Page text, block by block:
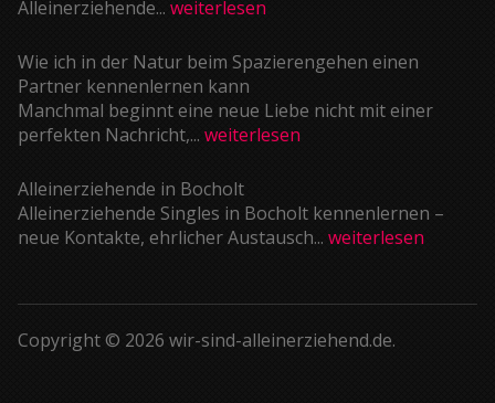
Alleinerziehende... weiterlesen
Wie ich in der Natur beim Spazierengehen einen
Partner kennenlernen kann
Manchmal beginnt eine neue Liebe nicht mit einer
perfekten Nachricht,... weiterlesen
Alleinerziehende in Bocholt
Alleinerziehende Singles in Bocholt kennenlernen –
neue Kontakte, ehrlicher Austausch... weiterlesen
Copyright © 2026 wir-sind-alleinerziehend.de.